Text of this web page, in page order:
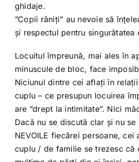
ghidaje.
”Copii răniți” au nevoie să
și respectul pentru singurătatea
Locuitul împreună, mai ales în
minuscule de bloc, face
Niciunul dintre cei aflați în
cuplu – ce presupun locuirea
are ”drept la intimitate”. Nici
Dacă nu se discută clar și nu se
NEVOILE fiecărei persoane,
cuplu / de familie se trezesc că